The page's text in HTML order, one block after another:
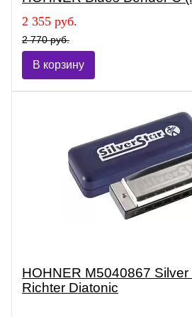
2 355 руб.
2 770 руб.
В корзину
HOHNER M5040867
Richter Diatonic